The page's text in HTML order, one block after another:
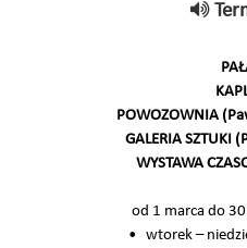
POWOZOWNIA
GALERIA SZTUKI
WYSTAWA
od 1 marca do
• wtorek –